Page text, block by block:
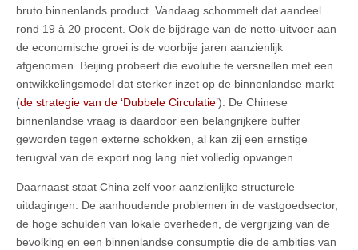
bruto binnenlands product. Vandaag schommelt dat aandeel
rond 19 à 20 procent. Ook de bijdrage van de netto-uitvoer aan
de economische groei is de voorbije jaren aanzienlijk
afgenomen. Beijing probeert die evolutie te versnellen met een
ontwikkelingsmodel dat sterker inzet op de binnenlandse markt
(de strategie van de ‘Dubbele Circulatie’). De Chinese
binnenlandse vraag is daardoor een belangrijkere buffer
geworden tegen externe schokken, al kan zij een ernstige
terugval van de export nog lang niet volledig opvangen.
Daarnaast staat China zelf voor aanzienlijke structurele
uitdagingen. De aanhoudende problemen in de vastgoedsector,
de hoge schulden van lokale overheden, de vergrijzing van de
bevolking en een binnenlandse consumptie die de ambities van